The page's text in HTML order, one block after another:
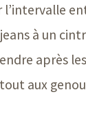
à un
après
aux